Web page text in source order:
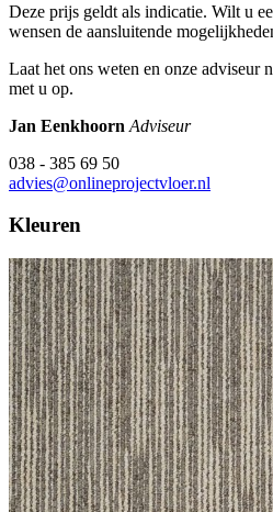
Deze prijs geldt als indicatie. Wilt u
wensen de aansluitende
Laat het ons weten en onze adviseur
met u op.
Jan Eenkhoorn Adviseur
038 - 385 69 50
advies@onlineprojectvloer.nl
Kleuren